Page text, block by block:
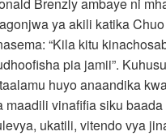
ya akili katika
“Kila kitu
pia jamii”.
huyo anaandika
maadili vinafifia siku
ukatili, vitendo vya